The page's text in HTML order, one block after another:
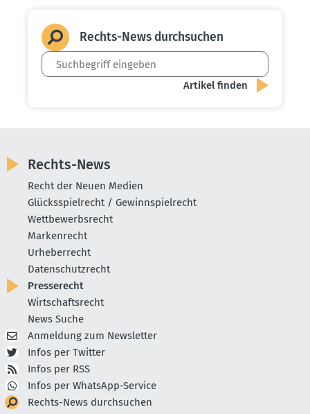
Rechts-News durch­suchen
Rechts-News
Recht der Neuen Medien
Glücksspielrecht / Gewinnspielrecht
Wettbewerbsrecht
Markenrecht
Urheberrecht
Datenschutzrecht
Presserecht
Wirtschaftsrecht
News Suche
Anmeldung zum Newsletter
Infos per Twitter
Infos per RSS
Infos per WhatsApp-Service
Rechts-News durchsuchen